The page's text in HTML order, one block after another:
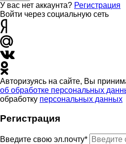
У вас нет аккаунта? Регистрация
Войти через социальную сеть
Авторизуясь на сайте, Вы
об обработке персональных
обработку персональных данных
Регистрация
Введите свою эл.почту*